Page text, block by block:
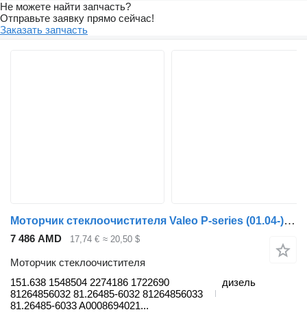
Не можете найти запчасть?
Отправьте заявку прямо сейчас!
Заказать запчасть
Моторчик стеклоочистителя Valeo P-series (01.04-) 151.638 для тягача Scania P,G,R,T-series (2004-2017)
7 486 AMD 17,74 € ≈ 20,50 $
Моторчик стеклоочистителя
151.638 1548504 2274186 1722690
81264856032 81.26485-6032 81264856033
81.26485-6033 A0008694021...
дизель